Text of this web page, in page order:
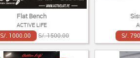
Flat Bench
ACTIVE LIFE
S/. 1000.00 S/. 1500.00 S/.